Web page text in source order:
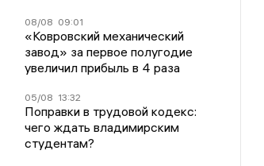
08/08 09:01
«Ковровский механический
завод» за первое полугодие
увеличил прибыль в 4 раза
05/08 13:32
Поправки в трудовой кодекс:
чего ждать владимирским
студентам?